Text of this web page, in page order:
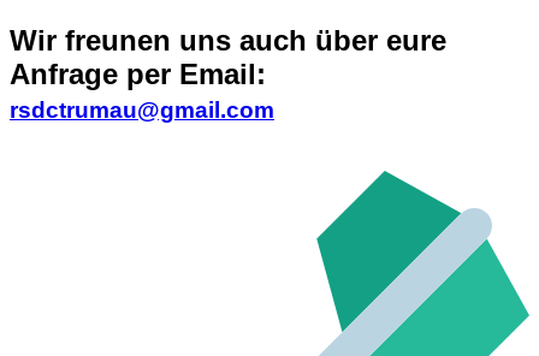
Wir freunen uns auch über eure
Anfrage per Email:
rsdctrumau@gmail.com